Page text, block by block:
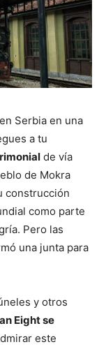
Serbia en una
a tu
de vía
de Mokra
construcción
como parte
Pero las
una junta para
y otros
Eight se
este